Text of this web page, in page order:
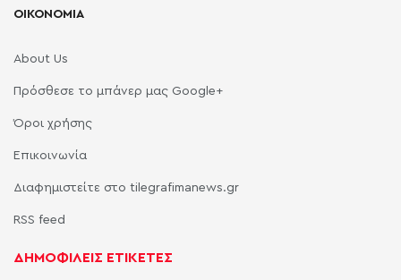
ΟΙΚΟΝΟΜΙΑ
About Us
Πρόσθεσε το μπάνερ μας Google+
Όροι χρήσης
Επικοινωνία
Διαφημιστείτε στο tilegrafimanews.gr
RSS feed
ΔΗΜΟΦΙΛΕΙΣ ΕΤΙΚΕΤΕΣ